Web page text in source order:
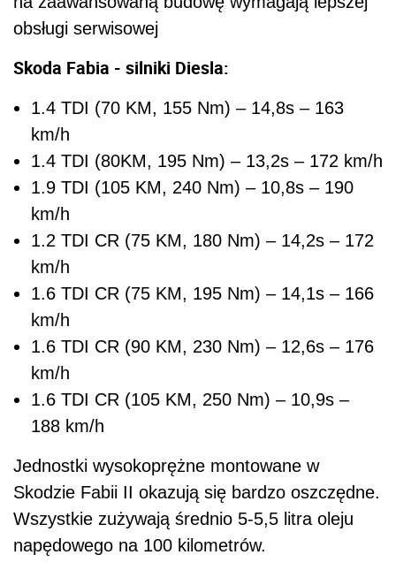
obsługi serwisowej
Skoda Fabia - silniki Diesla:
1.4 TDI (70 KM, 155 Nm) – 14,8s – 163
km/h
1.4 TDI (80KM, 195 Nm) – 13,2s – 172 km/h
1.9 TDI (105 KM, 240 Nm) – 10,8s – 190
km/h
1.2 TDI CR (75 KM, 180 Nm) – 14,2s – 172
km/h
1.6 TDI CR (75 KM, 195 Nm) – 14,1s – 166
km/h
1.6 TDI CR (90 KM, 230 Nm) – 12,6s – 176
km/h
1.6 TDI CR (105 KM, 250 Nm) – 10,9s –
188 km/h
Jednostki wysokoprężne montowane w
Skodzie Fabii II okazują się bardzo oszczędne.
Wszystkie zużywają średnio 5-5,5 litra oleju
napędowego na 100 kilometrów.